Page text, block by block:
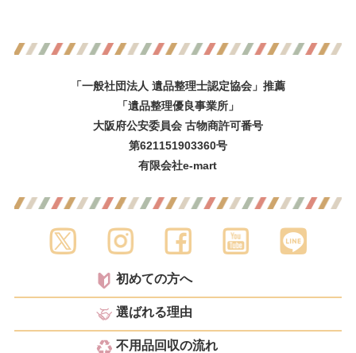
「一般社団法人 遺品整理士認定協会」推薦
「遺品整理優良事業所」
大阪府公安委員会 古物商許可番号
第621151903360号
有限会社e-mart
初めての方へ
選ばれる理由
不用品回収の流れ